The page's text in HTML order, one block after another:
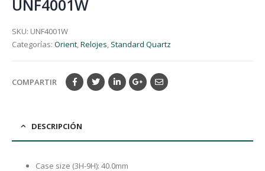
UNF4001W
SKU: UNF4001W
Categorías: Orient,Relojes, Standard Quartz
COMPARTIR
DESCRIPCIÓN
Case size (3H-9H): 40.0mm